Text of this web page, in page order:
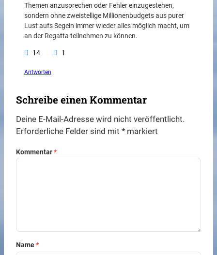
Themen anzusprechen oder Fehler einzugestehen,
sondern ohne zweistellige Millionenbudgets aus purer
Lust aufs Segeln immer wieder alles möglich macht, um
an der Regatta teilnehmen zu können.
14 1
Antworten
Schreibe einen Kommentar
Deine E-Mail-Adresse wird nicht veröffentlicht.
Erforderliche Felder sind mit* markiert
Kommentar*
Name*